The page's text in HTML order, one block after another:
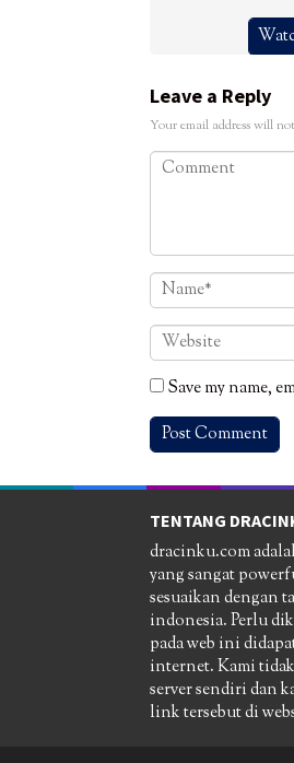
Leave a Reply
Your email address will
Save my name,
TENTANG
dracinku.com
yang sangat
sesuaikan dengan
indonesia. Perlu
pada web ini
internet. Kami
server sendiri dan
link tersebut di